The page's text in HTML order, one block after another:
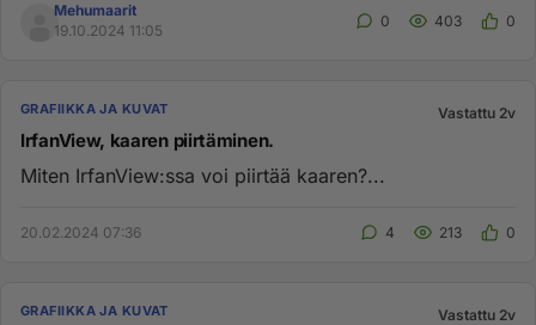
Mehumaarit
19.10.2024 11:05
0 403 0
GRAFIIKKA JA KUVAT Vastattu 2v
IrfanView, kaaren piirtäminen.
Miten IrfanView:ssa voi piirtää kaaren?...
20.02.2024 07:36 4 213 0
GRAFIIKKA JA KUVAT Vastattu 2v